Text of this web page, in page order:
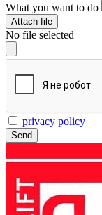
What you want to do
Attach file
No file selected
privacy policy